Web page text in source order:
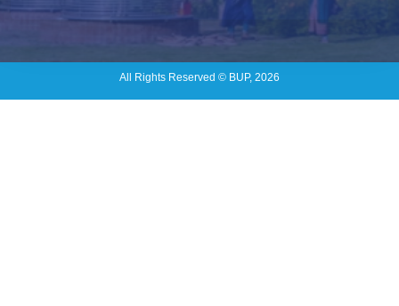
All Rights Reserved © BUP, 2026